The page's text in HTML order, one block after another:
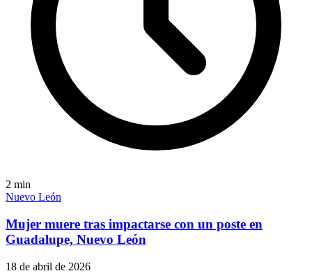
2 min
Nuevo León
Mujer muere tras impactarse con un poste en
Guadalupe, Nuevo León
18 de abril de 2026